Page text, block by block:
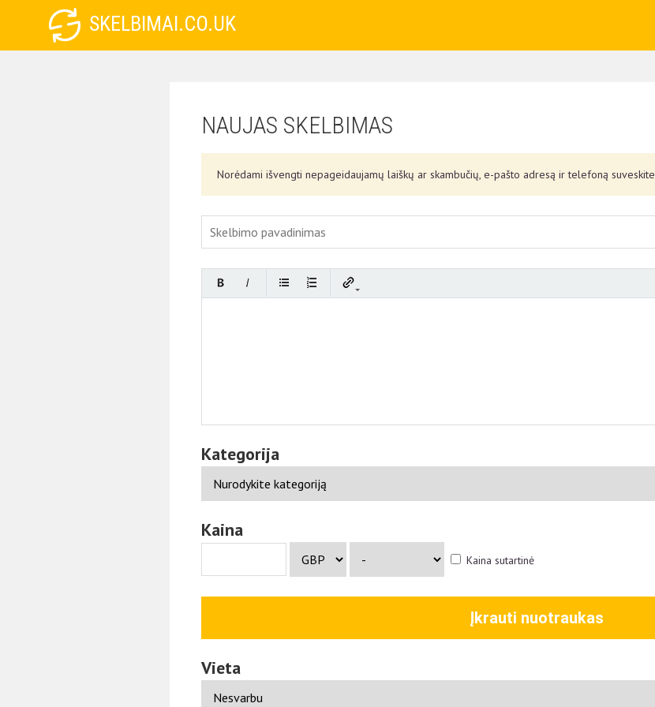
SKELBIMAI.CO.UK
NAUJAS SKELBIMAS
Norėdami išvengti nepageidaujamų laiškų ar skambučių, e-pašto adresą ir telefoną suveskite
Kategorija
Kaina
Kaina sutartinė
Įkrauti nuotraukas
Vieta